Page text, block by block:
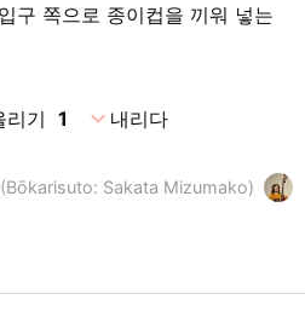
구 쪽으로 종이컵을 끼워 넣는
리기 1 expand_more내리다
Sakata Mizumako)